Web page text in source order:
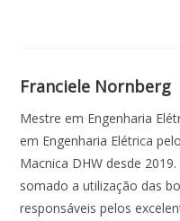
Franciele Nornberg
Mestre em Engenharia
em Engenharia Elétrica
Macnica DHW desde
somado a utilização das
responsáveis pelos